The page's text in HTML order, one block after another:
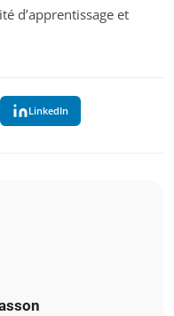
d’apprentissage et
LinkedIn